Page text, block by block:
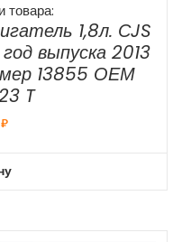
товара:
1,8л. СJS
выпуска 2013
13855 ОЕМ
T
₽